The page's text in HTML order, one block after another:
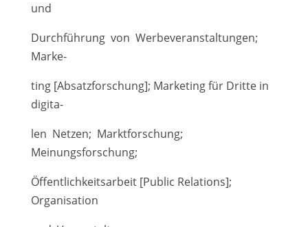
und
Durchführung von Werbeveranstaltungen;
Marke-
ting [Absatzforschung]; Marketing für Dritte in
digita-
len Netzen; Marktforschung;
Meinungsforschung;
Öffentlichkeitsarbeit [Public Relations];
Organisation